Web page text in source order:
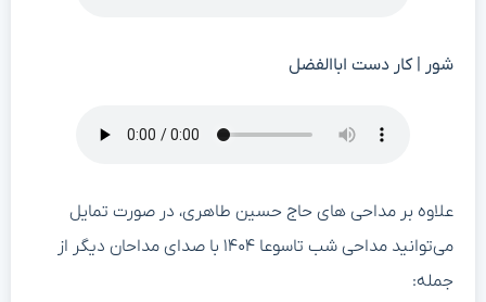
شور | کار دست اباالفضل
علاوه بر مداحی های حاج حسین طاهری، در صورت تمایل
می‌توانید مداحی شب تاسوعا ۱۴۰۴ با صدای مداحان دیگر از
جمله: